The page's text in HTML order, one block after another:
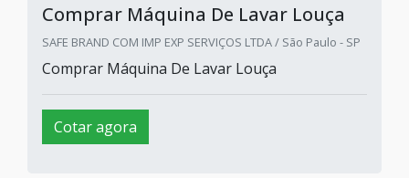
Comprar Máquina De Lavar Louça
SAFE BRAND COM IMP EXP SERVIÇOS LTDA / São Paulo - SP
Comprar Máquina De Lavar Louça
Cotar agora